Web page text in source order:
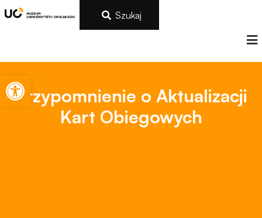
Otwórz pasek narzędzi
Szukaj
Przypomnienie o Aktualizacji
Kart Obiegowych